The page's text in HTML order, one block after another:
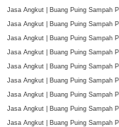
Jasa Angkut | Buang Puing Sampah
Jasa Angkut | Buang Puing Sampah
Jasa Angkut | Buang Puing Sampah
Jasa Angkut | Buang Puing Sampah
Jasa Angkut | Buang Puing Sampah
Jasa Angkut | Buang Puing Sampah
Jasa Angkut | Buang Puing Sampah
Jasa Angkut | Buang Puing Sampah
Jasa Angkut | Buang Puing Sampah